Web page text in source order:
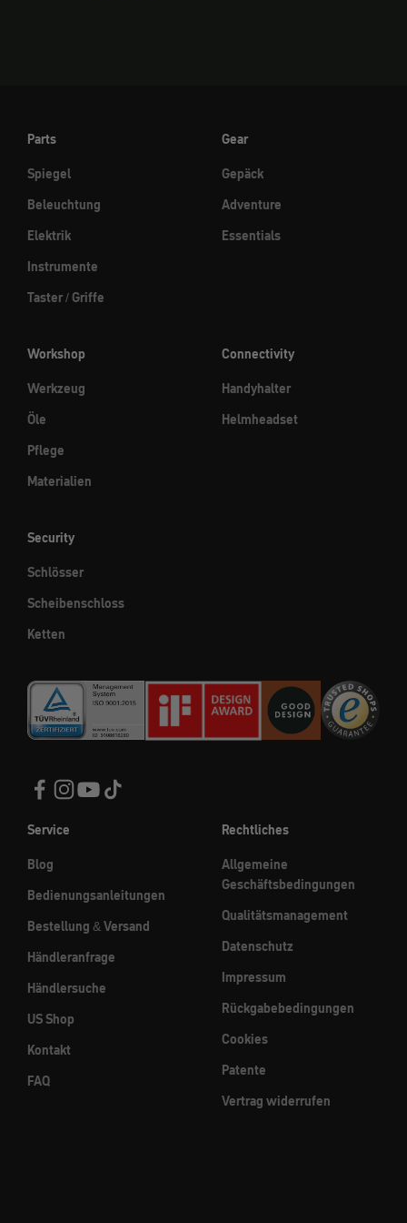
Parts
Spiegel
Beleuchtung
Elektrik
Instrumente
Taster / Griffe
Gear
Gepäck
Adventure
Essentials
Workshop
Werkzeug
Öle
Pflege
Materialien
Connectivity
Handyhalter
Helmheadset
Security
Schlösser
Scheibenschloss
Ketten
Service
Blog
Bedienungsanleitungen
Bestellung & Versand
Händleranfrage
Händlersuche
US Shop
Kontakt
FAQ
Rechtliches
Allgemeine
Geschäftsbedingungen
Qualitätsmanagement
Datenschutz
Impressum
Rückgabebedingungen
Cookies
Patente
Vertrag widerrufen